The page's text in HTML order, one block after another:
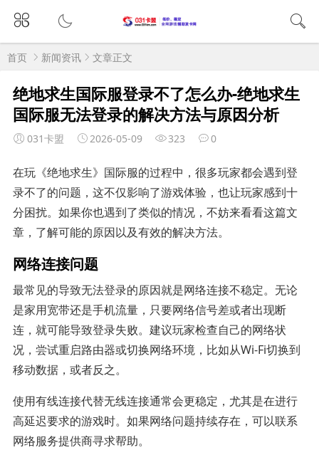
首页 新闻资讯 文章正文
绝地求生国际服登录不了怎么办-绝地求生
国际服无法登录的解决方法与原因分析
031卡盟 2026-05-09 323 0
在玩《绝地求生》国际服的过程中，很多玩家都会遇到登
录不了的问题，这不仅影响了游戏体验，也让玩家感到十
分困扰。如果你也遇到了类似的情况，不妨来看看这篇文
章，了解可能的原因以及有效的解决方法。
网络连接问题
最常见的导致无法登录的原因就是网络连接不稳定。无论
是家用宽带还是手机流量，只要网络信号差或者出现断
连，就可能导致登录失败。建议玩家检查自己的网络状
况，尝试重启路由器或切换网络环境，比如从Wi-Fi切换到
移动数据，或者反之。
使用有线连接代替无线连接通常会更稳定，尤其是在进行
高延迟要求的游戏时。如果网络问题持续存在，可以联系
网络服务提供商寻求帮助。